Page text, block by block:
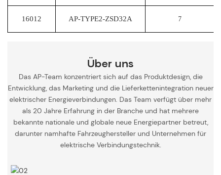
16012 AP-TYPE2-ZSD32A 7
Über uns
Das AP-Team konzentriert sich auf das Produktdesign, die
Entwicklung, das Marketing und die Lieferkettenintegration neuer
elektrischer Energieverbindungen. Das Team verfügt über mehr
als 20 Jahre Erfahrung in der Branche und hat mehrere
bekannte nationale und globale neue Energiepartner betreut,
darunter namhafte Fahrzeughersteller und Unternehmen für
elektrische Verbindungstechnik.